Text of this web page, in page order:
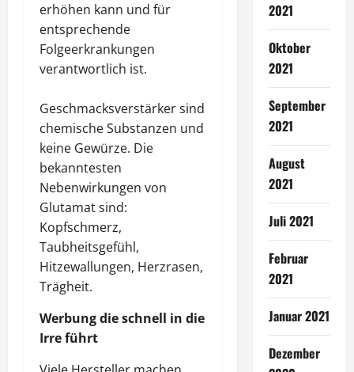
erhöhen kann und für
entsprechende
Folgeerkrankungen
verantwortlich ist.
Geschmacksverstärker sind
chemische Substanzen und
keine Gewürze. Die
bekanntesten
Nebenwirkungen von
Glutamat sind:
Kopfschmerz,
Taubheitsgefühl,
Hitzewallungen, Herzrasen,
Trägheit.
Werbung die schnell in die
Irre führt
2021
Oktober
2021
September
2021
August
2021
Juli 2021
Februar
2021
Januar 2021
Dezember